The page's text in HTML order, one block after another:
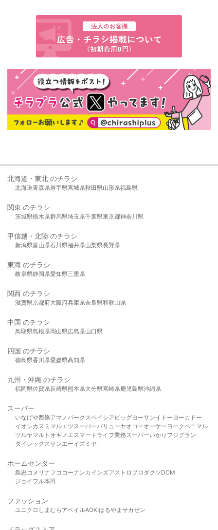
北海道・東北 のチラシ
北海道青森県岩手県宮城県秋田県山形県福島県
関東 のチラシ
茨城県栃木県群馬県埼玉県千葉県東京都神奈川県
甲信越・北陸 のチラシ
新潟県富山県石川県福井県山梨県長野県
東海 のチラシ
岐阜県静岡県愛知県三重県
関西 のチラシ
滋賀県京都府大阪府兵庫県奈良県和歌山県
中国 のチラシ
鳥取県島根県岡山県広島県山口県
四国 のチラシ
徳島県香川県愛媛県高知県
九州・沖縄 のチラシ
福岡県佐賀県長崎県熊本県大分県宮崎県鹿児島県沖縄県
スーパー
いなげや西條アマノパークスベイシア ビッグヨーサンイトーヨーカドー
イオンカスミ マルエツスーパーバリューヤオコーオーケー ヨークベニマル
ツルヤマルト オギノ エスマート ライフ業務スーパーいかり フジグラン
ダイレックスサンエーイズミヤ
ホームセンター
島忠 コメリ ナフコ コーナンカインズアストロプロダクツDCM
ジョイフル本田
ファッション
ユニクロ しまむら アベイルAOKIはるやま サカゼン